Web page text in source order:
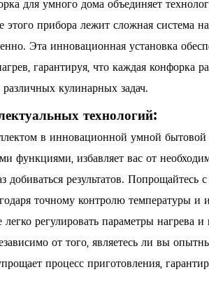
для умного дома объединяет
прибора лежит сложная система
Эта инновационная установка
гарантируя, что каждая конфорка
кулинарных задач.
технологий:
в инновационной умной
функциями, избавляет вас от
результатов.
точному контролю температуры и
регулировать параметры нагрева и
от того, являетесь ли вы
процесс приготовления,